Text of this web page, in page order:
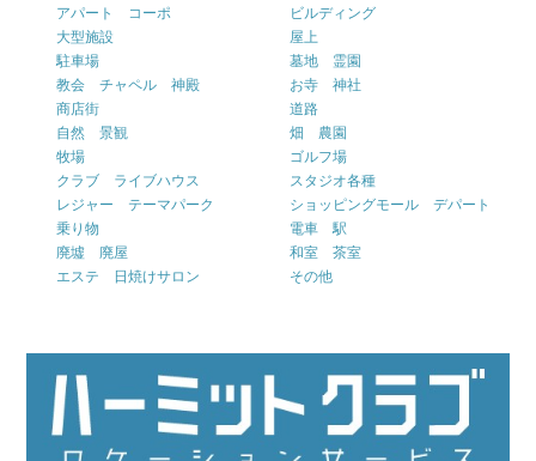
アパート コーポ
ビルディング
大型施設
屋上
駐車場
墓地 霊園
教会 チャペル 神殿
お寺 神社
商店街
道路
自然 景観
畑 農園
牧場
ゴルフ場
クラブ ライブハウス
スタジオ各種
レジャー テーマパーク
ショッピングモール デパート
乗り物
電車 駅
廃墟 廃屋
和室 茶室
エステ 日焼けサロン
その他